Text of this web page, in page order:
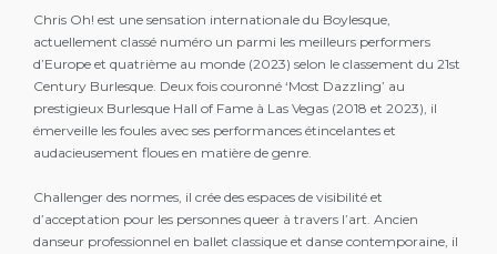
Chris Oh! est une sensation internationale du Boylesque,
actuellement classé numéro un parmi les meilleurs performers
d’Europe et quatrième au monde (2023) selon le classement du 21st
Century Burlesque. Deux fois couronné ‘Most Dazzling’ au
prestigieux Burlesque Hall of Fame à Las Vegas (2018 et 2023), il
émerveille les foules avec ses performances étincelantes et
audacieusement floues en matière de genre.
Challenger des normes, il crée des espaces de visibilité et
d’acceptation pour les personnes queer à travers l’art. Ancien
danseur professionnel en ballet classique et danse contemporaine, il